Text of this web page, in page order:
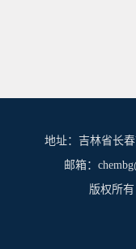
地址：吉林省长
邮箱：
版权所